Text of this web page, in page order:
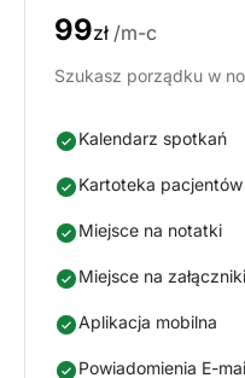
99zł /m-c
Szukasz porządku w
Kalendarz spotkań
Kartoteka pacjentów
Miejsce na notatki
Miejsce na załączniki
Aplikacja mobilna
Powiadomienia E-